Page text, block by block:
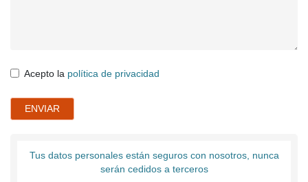
Acepto la política de privacidad
ENVIAR
Tus datos personales están seguros con nosotros, nunca
serán cedidos a terceros